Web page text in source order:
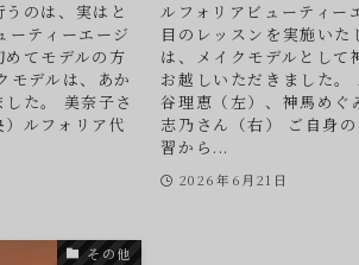
のは、実はと
ーティーエージ
てモデルの方
モデルは、あか
た。 美奈子さ
ルフォリア代
ルフォリアビューティー
目のレッスンを実施いた
は、メイクモデルとして
お越しいただきました。
谷理恵（左）、神馬めぐ
志乃さん（右） ご自身
習から...
2026年6月21日
その他